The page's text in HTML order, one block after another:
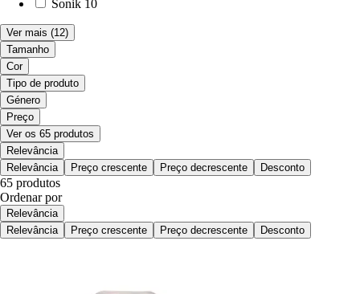
Sonik 10
Ver mais (12)
Tamanho
Cor
Tipo de produto
Género
Preço
Ver os 65 produtos
Relevância
Relevância
Preço crescente Preço decrescente Desconto
65 produtos
Ordenar por
Relevância
Relevância
Preço crescente Preço decrescente Desconto